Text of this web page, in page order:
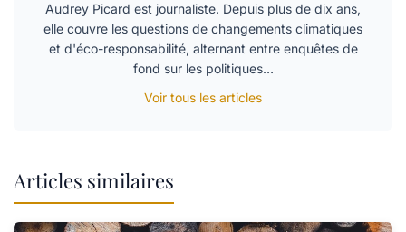
Audrey Picard est journaliste. Depuis plus de dix ans,
elle couvre les questions de changements climatiques
et d'éco-responsabilité, alternant entre enquêtes de
fond sur les politiques…
Voir tous les articles
Articles similaires